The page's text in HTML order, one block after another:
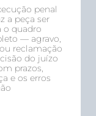
penal
a peça ser
o quadro
— agravo,
reclamação
do juízo
prazos,
e os erros